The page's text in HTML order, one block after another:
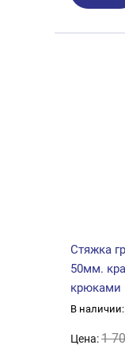
Стяжка
50мм.
крюками
В
Цена:1